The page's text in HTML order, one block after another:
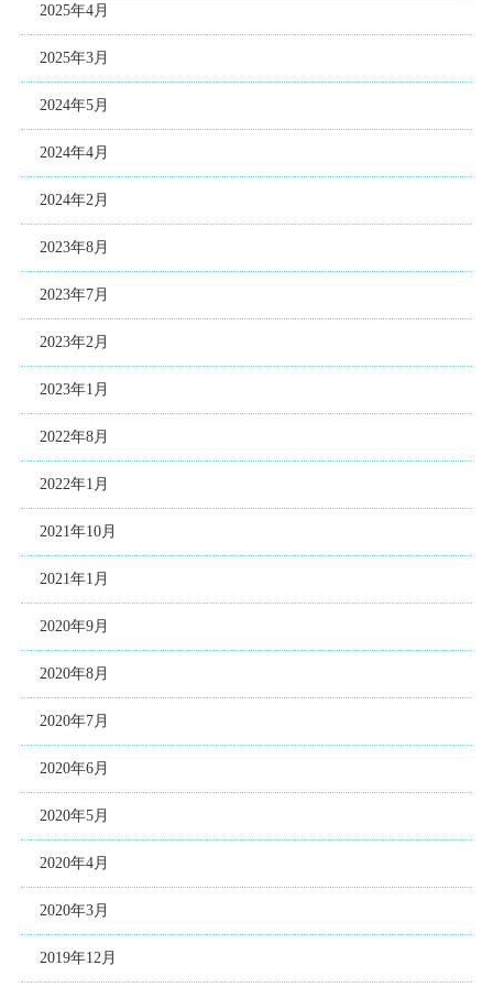
2025年4月
2025年3月
2024年5月
2024年4月
2024年2月
2023年8月
2023年7月
2023年2月
2023年1月
2022年8月
2022年1月
2021年10月
2021年1月
2020年9月
2020年8月
2020年7月
2020年6月
2020年5月
2020年4月
2020年3月
2019年12月